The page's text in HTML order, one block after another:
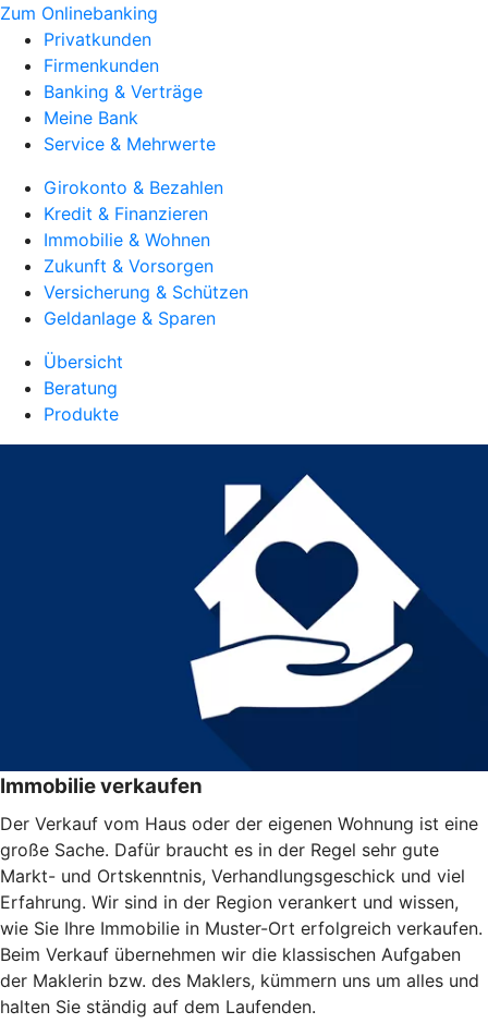
Zum Onlinebanking
Privatkunden
Firmenkunden
Banking & Verträge
Meine Bank
Service & Mehrwerte
Girokonto & Bezahlen
Kredit & Finanzieren
Immobilie & Wohnen
Zukunft & Vorsorgen
Versicherung & Schützen
Geldanlage & Sparen
Übersicht
Beratung
Produkte
Immobilie verkaufen
Der Verkauf vom Haus oder der eigenen Wohnung ist eine
große Sache. Dafür braucht es in der Regel sehr gute
Markt- und Ortskenntnis, Verhandlungsgeschick und viel
Erfahrung. Wir sind in der Region verankert und wissen,
wie Sie Ihre Immobilie in Muster-Ort erfolgreich verkaufen.
Beim Verkauf übernehmen wir die klassischen Aufgaben
der Maklerin bzw. des Maklers, kümmern uns um alles und
halten Sie ständig auf dem Laufenden.